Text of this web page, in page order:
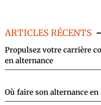
ARTICLES RÉCENTS
Propulsez votre carrière
en alternance
Où faire son alternance